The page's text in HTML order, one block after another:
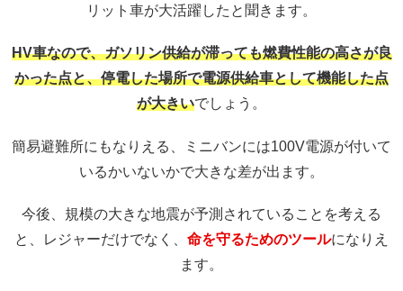
リット車が大活躍したと聞きます。
HV車なので、ガソリン供給が滞っても燃費性能の高さが良
かった点と、停電した場所で電源供給車として機能した点
が大きいでしょう。
簡易避難所にもなりえる、ミニバンには100V電源が付いて
いるかいないかで大きな差が出ます。
今後、規模の大きな地震が予測されていることを考える
と、レジャーだけでなく、 命を守るためのツールになりえ
ます。